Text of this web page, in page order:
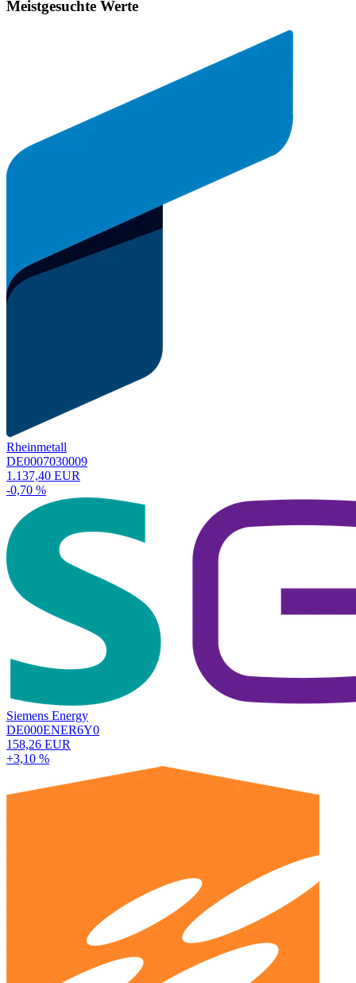
Meistgesuchte Werte
Rheinmetall
DE0007030009
1.137,40 EUR
-0,70 %
Siemens Energy
DE000ENER6Y0
158,26 EUR
+3,10 %